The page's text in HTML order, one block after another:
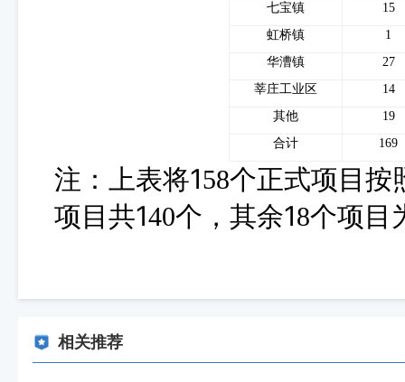
七宝镇
15
虹桥镇
1
华漕镇
27
莘庄工业区
14
其他
19
合计
169
注 ： 上表将158个正式项目按
项目共140个 ，其余18个项目
相关推荐